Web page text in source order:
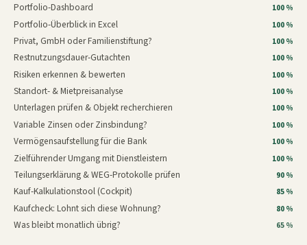
Portfolio-Dashboard 100 %
Portfolio-Überblick in Excel 100 %
Privat, GmbH oder Familienstiftung? 100 %
Restnutzungsdauer-Gutachten 100 %
Risiken erkennen & bewerten 100 %
Standort- & Mietpreisanalyse 100 %
Unterlagen prüfen & Objekt recherchieren 100 %
Variable Zinsen oder Zinsbindung? 100 %
Vermögensaufstellung für die Bank 100 %
Zielführender Umgang mit Dienstleistern 100 %
Teilungserklärung & WEG-Protokolle prüfen 90 %
Kauf-Kalkulationstool (Cockpit) 85 %
Kaufcheck: Lohnt sich diese Wohnung? 80 %
Was bleibt monatlich übrig? 65 %